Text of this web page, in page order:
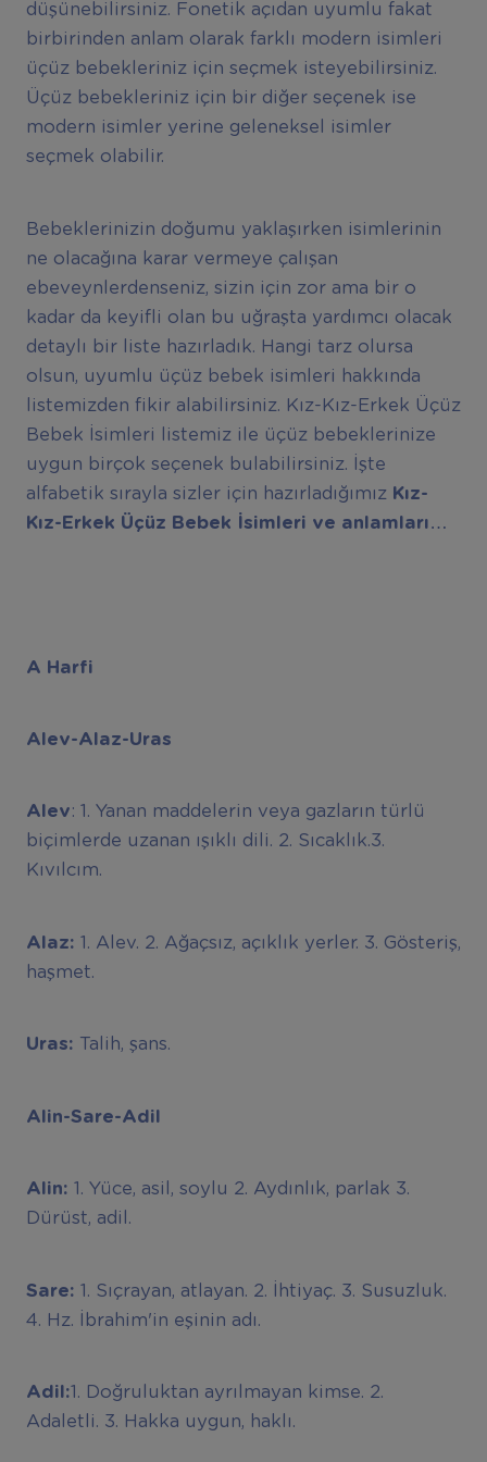
düşünebilirsiniz. Fonetik açıdan uyumlu fakat
birbirinden anlam olarak farklı modern isimleri
üçüz bebekleriniz için seçmek isteyebilirsiniz.
Üçüz bebekleriniz için bir diğer seçenek ise
modern isimler yerine geleneksel isimler
seçmek olabilir.
Bebeklerinizin doğumu yaklaşırken isimlerinin
ne olacağına karar vermeye çalışan
ebeveynlerdenseniz, sizin için zor ama bir o
kadar da keyifli olan bu uğraşta yardımcı olacak
detaylı bir liste hazırladık. Hangi tarz olursa
olsun, uyumlu üçüz bebek isimleri hakkında
listemizden fikir alabilirsiniz. Kız-Kız-Erkek Üçüz
Bebek İsimleri listemiz ile üçüz bebeklerinize
uygun birçok seçenek bulabilirsiniz. İşte
alfabetik sırayla sizler için hazırladığımız Kız-
Kız-Erkek Üçüz Bebek İsimleri ve anlamları…
A Harfi
Alev-Alaz-Uras
Alev: 1. Yanan maddelerin veya gazların türlü
biçimlerde uzanan ışıklı dili. 2. Sıcaklık.3.
Kıvılcım.
Alaz: 1. Alev. 2. Ağaçsız, açıklık yerler. 3. Gösteriş,
haşmet.
Uras: Talih, şans.
Alin-Sare-Adil
Alin: 1. Yüce, asil, soylu 2. Aydınlık, parlak 3.
Dürüst, adil.
Sare: 1. Sıçrayan, atlayan. 2. İhtiyaç. 3. Susuzluk.
4. Hz. İbrahim'in eşinin adı.
Adil:1. Doğruluktan ayrılmayan kimse. 2.
Adaletli. 3. Hakka uygun, haklı.